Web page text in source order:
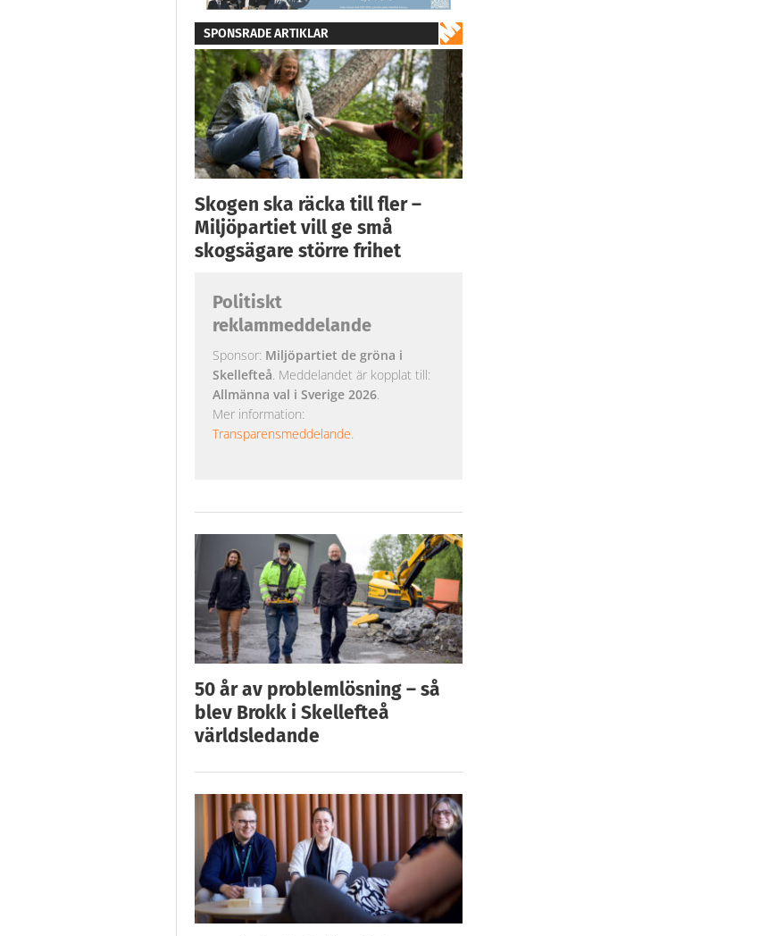
SPONSRADE ARTIKLAR
Skogen ska räcka till fler –
Miljöpartiet vill ge små
skogsägare större frihet
Politiskt
reklammeddelande
Sponsor: Miljöpartiet de gröna i
Skellefteå. Meddelandet är kopplat till:
Allmänna val i Sverige 2026.
Mer information:
Transparensmeddelande.
50 år av problemlösning – så
blev Brokk i Skellefteå
världsledande